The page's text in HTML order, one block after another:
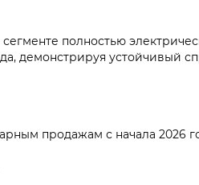
полностью
демонстрируя устойчивый
продажам с начала 2026